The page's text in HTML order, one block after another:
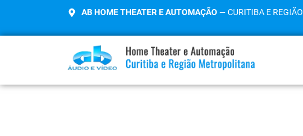
AB HOME THEATER E AUTOMAÇÃO — CURITIBA E REGIÃO